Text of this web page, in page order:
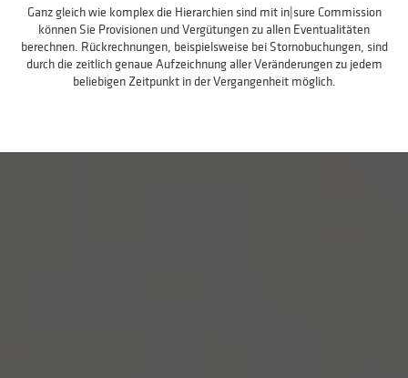
Ganz gleich wie komplex die Hierarchien sind mit in|sure Commission
können Sie Provisionen und Vergütungen zu allen Eventualitäten
berechnen. Rückrechnungen, beispielsweise bei Stornobuchungen, sind
durch die zeitlich genaue Aufzeichnung aller Veränderungen zu jedem
beliebigen Zeitpunkt in der Vergangenheit möglich.